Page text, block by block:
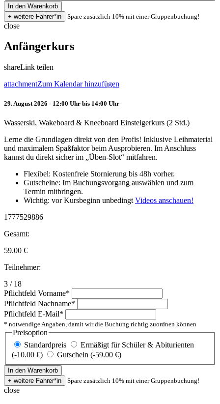
Spare zusätzlich 10% mit einer Gruppenbuchung!
close
Anfängerkurs
shareLink teilen
attachmentZum Kalendar hinzufügen
29. August 2026 - 12:00 Uhr bis 14:00 Uhr
Wasserski, Wakeboard & Kneeboard Einsteigerkurs (2 Std.)
Lerne die Grundlagen direkt von den Profis! Inklusive Leihmaterial
und maximalem Spaßfaktor beim Ausprobieren. Im Anschluss
kannst du direkt sicher im „Üben-Slot“ mitfahren.
Flexibel: Kostenfreie Stornierung bis 48h vorher.
Gutscheine: Im Buchungsvorgang auswählen und zum
Termin mitbringen.
Wichtig: vor Kursbeginn unbedingt Videos anschauen!
1777529886
Gesamt:
59.00 €
Teilnehmer:
3 / 18
Pflichtfeld Vorname*
Pflichtfeld Nachname*
Pflichtfeld E-Mail*
* notwendige Angaben, damit wir die Buchung richtig zuordnen können
Preisoption
Standardpreis
Ermäßigt für Schüler & Abiturienten
(-10.00 €)
Gutschein (-59.00 €)
Spare zusätzlich 10% mit einer Gruppenbuchung!
close